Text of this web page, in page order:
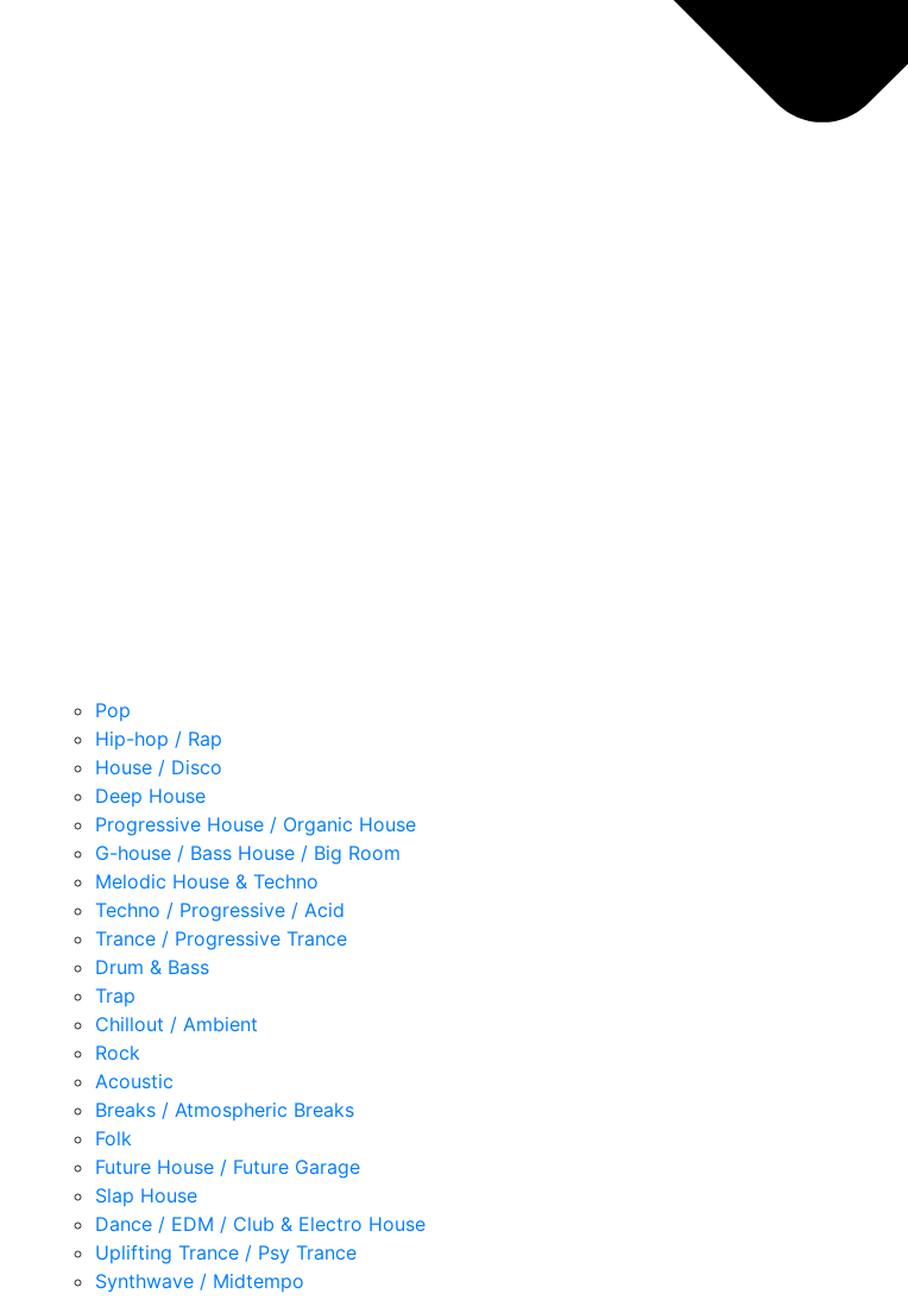
Pop
Hip-hop / Rap
House / Disco
Deep House
Progressive House / Organic House
G-house / Bass House / Big Room
Melodic House & Techno
Techno / Progressive / Acid
Trance / Progressive Trance
Drum & Bass
Trap
Chillout / Ambient
Rock
Acoustic
Breaks / Atmospheric Breaks
Folk
Future House / Future Garage
Slap House
Dance / EDM / Club & Electro House
Uplifting Trance / Psy Trance
Synthwave / Midtempo